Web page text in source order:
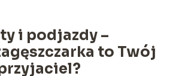
i podjazdy –
to Twój